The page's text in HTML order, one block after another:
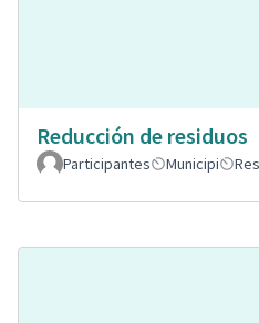
Reducción de residuos
Participantes
Municipi